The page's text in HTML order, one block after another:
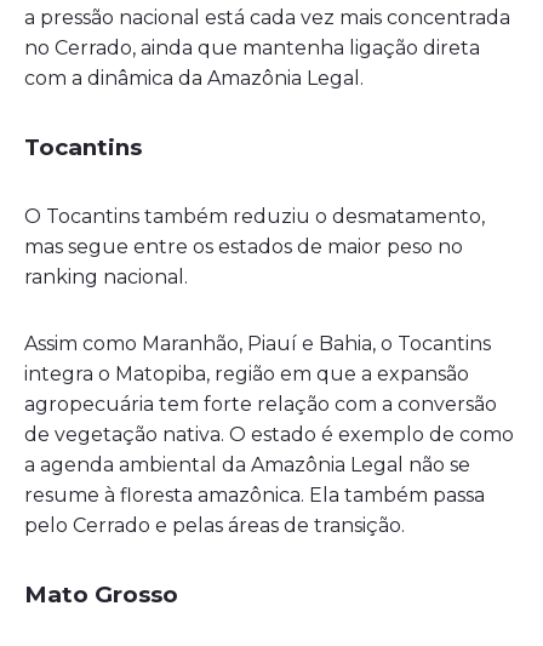
a pressão nacional está cada vez mais concentrada
no Cerrado, ainda que mantenha ligação direta
com a dinâmica da Amazônia Legal.
Tocantins
O Tocantins também reduziu o desmatamento,
mas segue entre os estados de maior peso no
ranking nacional.
Assim como Maranhão, Piauí e Bahia, o Tocantins
integra o Matopiba, região em que a expansão
agropecuária tem forte relação com a conversão
de vegetação nativa. O estado é exemplo de como
a agenda ambiental da Amazônia Legal não se
resume à floresta amazônica. Ela também passa
pelo Cerrado e pelas áreas de transição.
Mato Grosso